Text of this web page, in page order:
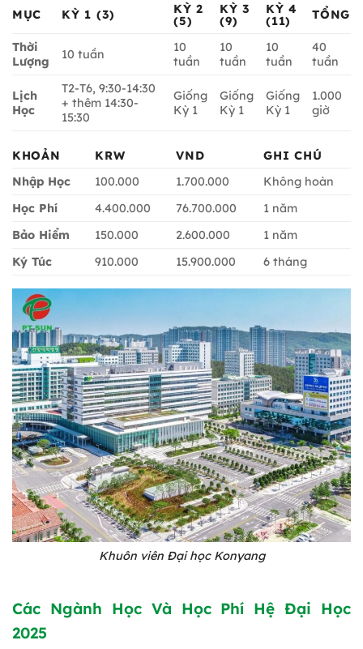
MỤC KỲ 1 (3)
KỲ 2
(5)
KỲ 3
(9)
KỲ 4
(11)
TỔNG
Thời
Lượng
10 tuần
10
tuần
10
tuần
10
tuần
40
tuần
Lịch
Học
T2-T6, 9:30-14:30
+ thêm 14:30-
15:30
Giống
Kỳ 1
Giống
Kỳ 1
Giống
Kỳ 1
1.000
giờ
KHOẢN KRW VND
GHI CHÚ
Nhập Học
100.000 1.700.000
Không hoàn
Học Phí
4.400.000 76.700.000
1 năm
Bảo Hiểm
150.000 2.600.000
1 năm
Ký Túc
910.000 15.900.000 6 tháng
Khuôn viên Đại học Konyang
Các Ngành Học Và Học Phí Hệ Đại Học
2025